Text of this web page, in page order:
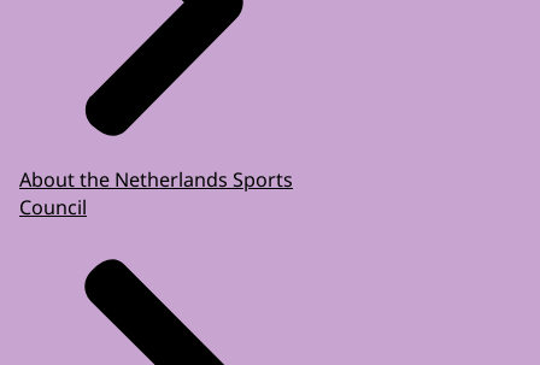
About the Netherlands Sports
Council